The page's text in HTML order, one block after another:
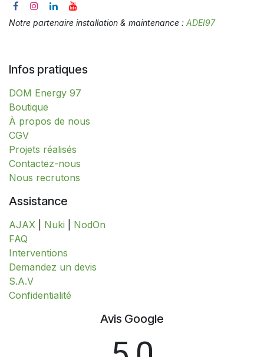
Notre partenaire installation & maintenance : ADEI97
Infos pratiques
DOM Energy 97
​​​​​​​​​​​​​​​​​​​​​​​​​​​​​​​​​​​​​​​​​​​​​​​​​​​​​​​​​​​​​​​​​​​​​​​B​o​ut​i​q​u​e​
À propos de nous
CGV
Projets réalisés
Contactez-nous
Nous recrutons
Assistance
AJAX Nuki
NodOn
FAQ
Interventions
​​​​​​​​​​​​​​​​​​​​​​​​​D​​e​m​a​n​d​e​z​ ​u​n​ ​d​e​v​i​s
S.A.V
​​​​​​​​​​​​​​Confidentialité​​​​​​​​​​​​​​
Avis Google